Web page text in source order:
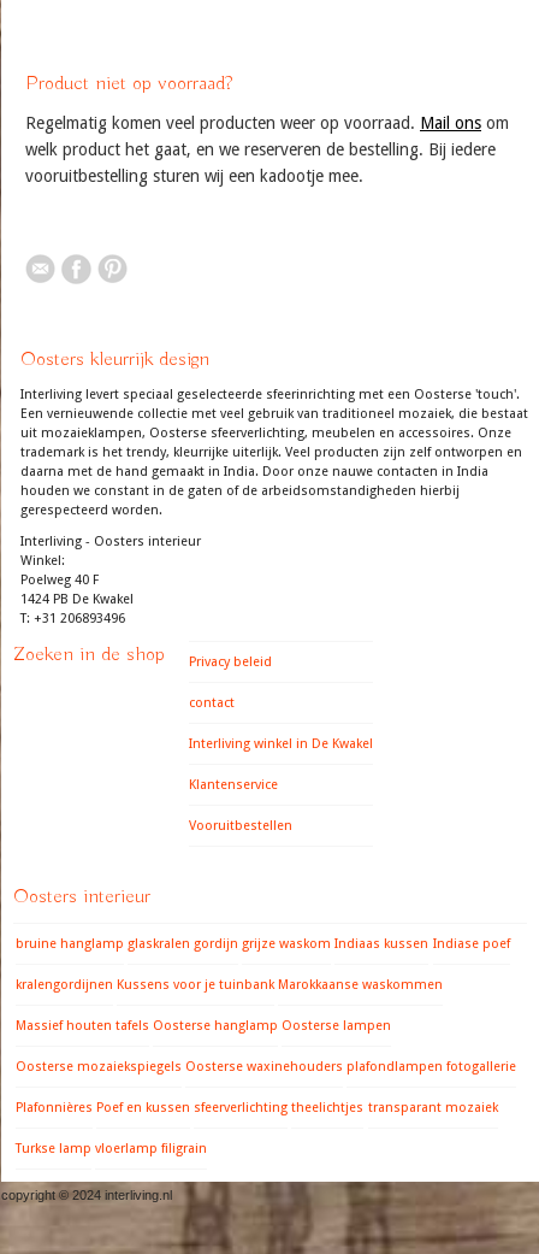
Product niet op voorraad?
Regelmatig komen veel producten weer op voorraad. Mail ons om
welk product het gaat, en we reserveren de bestelling. Bij iedere
vooruitbestelling sturen wij een kadootje mee.
Oosters kleurrijk design
Interliving levert speciaal geselecteerde sfeerinrichting met een Oosterse 'touch'.
Een vernieuwende collectie met veel gebruik van traditioneel mozaiek, die bestaat
uit mozaieklampen, Oosterse sfeerverlichting, meubelen en accessoires. Onze
trademark is het trendy, kleurrijke uiterlijk. Veel producten zijn zelf ontworpen en
daarna met de hand gemaakt in India. Door onze nauwe contacten in India
houden we constant in de gaten of de arbeidsomstandigheden hierbij
gerespecteerd worden.
Interliving - Oosters interieur
Winkel:
Poelweg 40 F
1424 PB De Kwakel
T: +31 206893496
Zoeken in de shop Privacy beleid
contact
Interliving winkel in De Kwakel
Klantenservice
Vooruitbestellen
Oosters interieur
bruine hanglamp glaskralen gordijn grijze waskom Indiaas kussen Indiase poef
kralengordijnen Kussens voor je tuinbank Marokkaanse waskommen
Massief houten tafels Oosterse hanglamp Oosterse lampen
Oosterse mozaiekspiegels Oosterse waxinehouders plafondlampen fotogallerie
Plafonnières Poef en kussen sfeerverlichting theelichtjes transparant mozaiek
Turkse lamp vloerlamp filigrain
copyright © 2024 interliving.nl